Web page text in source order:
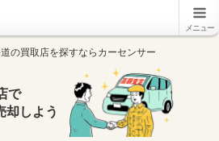
メニュー
の買取店を探すならカーセンサー
で
却しよう